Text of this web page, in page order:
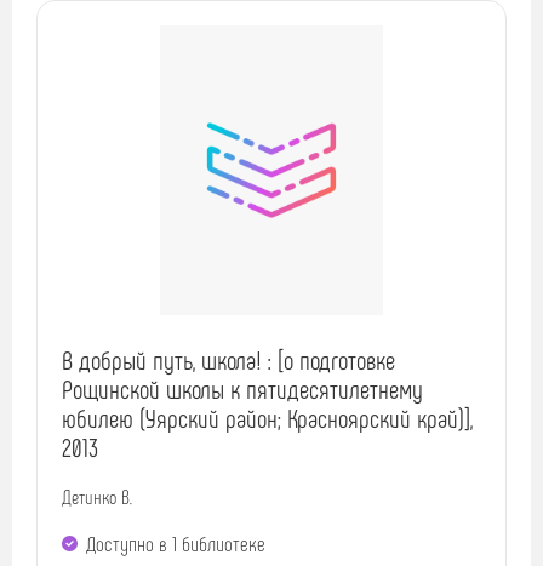
В добрый путь, школа! : [о подготовке
Рощинской школы к пятидесятилетнему
юбилею (Уярский район; Красноярский край)],
2013
Детинко В.
Доступно в 1 библиотекe